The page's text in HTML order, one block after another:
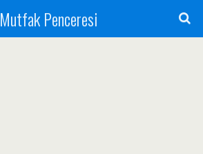
Mutfak Penceresi